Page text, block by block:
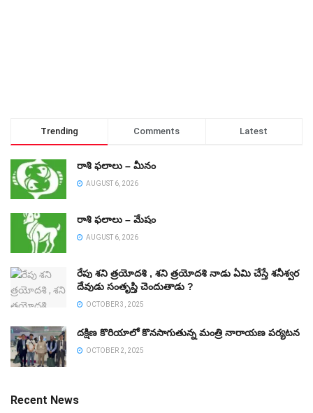
Trending Comments Latest
రాశి ఫలాలు – మీనం
AUGUST 6, 2026
రాశి ఫలాలు – మేషం
AUGUST 6, 2026
రేపు శని త్రయోదశి , శని త్రయోదశి నాడు ఏమి చేస్తే శనీశ్వర
దేవుడు సంతృప్తి చెందుతాడు ?
OCTOBER 3, 2025
దక్షిణ కొరియాలో కొనసాగుతున్న మంత్రి నారాయణ పర్యటన
OCTOBER 2, 2025
Recent News